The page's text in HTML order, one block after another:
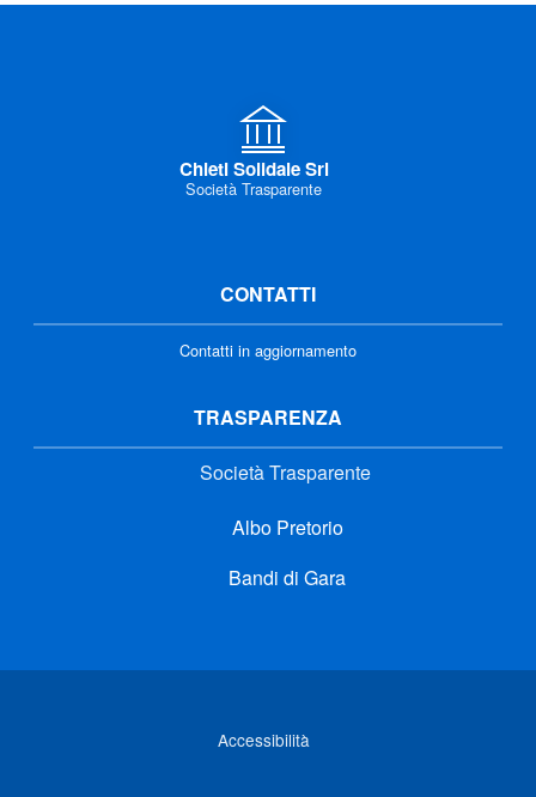
Chieti Solidale Srl
Società Trasparente
CONTATTI
Contatti in aggiornamento
TRASPARENZA
Società Trasparente
Albo Pretorio
Bandi di Gara
Accessibilità